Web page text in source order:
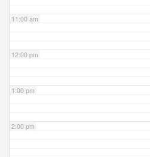
11:00 am
12:00 pm
1:00 pm
2:00 pm